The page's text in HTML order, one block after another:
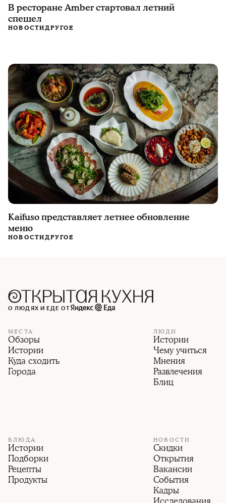
В ресторане Amber стартовал летний
спешел
НОВОСТИДРУГОЕ
Kaifuso представляет летнее обновление
меню
НОВОСТИДРУГОЕ
О ЛЮДЯХ И ЕДЕ ОТ
МЕСТА
Обзоры
Истории
Куда сходить
Города
ЛЮДИ
Истории
Чему учиться
Мнения
Развлечения
Блиц
БЛЮДА
Истории
Подборки
Рецепты
Продукты
НОВОСТИ
Скидки
Открытия
Вакансии
События
Кадры